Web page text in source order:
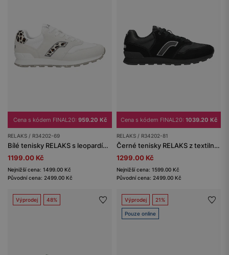
Cena s kódem FINAL20: 959.20 Kč
RELAKS / R34202-69
Bílé tenisky RELAKS s leopardími prvky
1199.00 Kč
Nejnižší cena: 1499.00 Kč
Původní cena: 2499.00 Kč
Cena s kódem FINAL20: 1039.20 Kč
RELAKS / R34202-81
Černé tenisky RELAKS z textilního materiálu a semiše
1299.00 Kč
Nejnižší cena: 1599.00 Kč
Původní cena: 2499.00 Kč
Výprodej 48% Výprodej 21%
Pouze online